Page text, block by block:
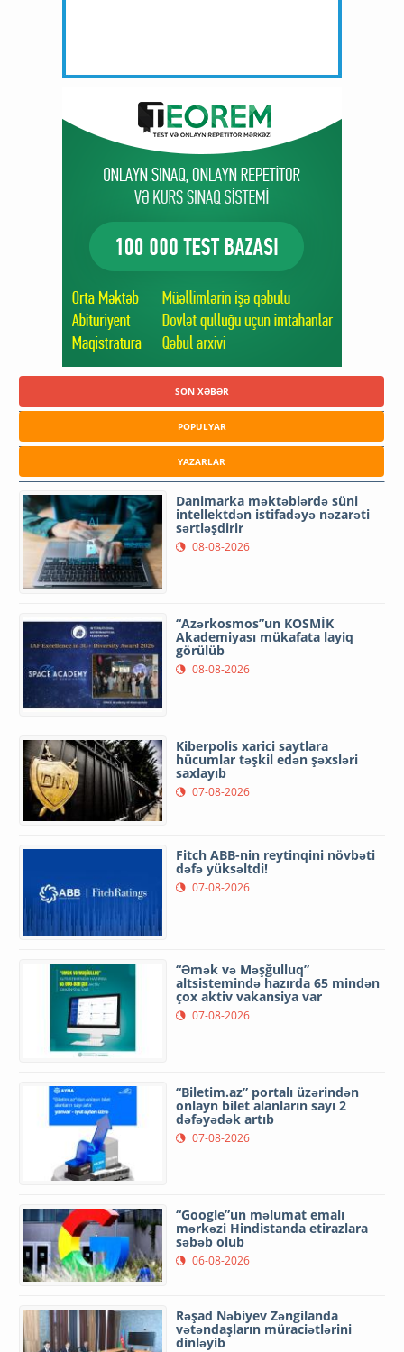
SON XƏBƏR
POPULYAR
YAZARLAR
Danimarka məktəblərdə süni
intellektdən istifadəyə nəzarəti
sərtləşdirir
08-08-2026
“Azərkosmos”un KOSMİK
Akademiyası mükafata layiq
görülüb
08-08-2026
Kiberpolis xarici saytlara
hücumlar təşkil edən şəxsləri
saxlayıb
07-08-2026
Fitch ABB-nin reytinqini növbəti
dəfə yüksəltdi!
07-08-2026
“Əmək və Məşğulluq”
altsistemində hazırda 65 mindən
çox aktiv vakansiya var
07-08-2026
“Biletim.az” portalı üzərindən
onlayn bilet alanların sayı 2
dəfəyədək artıb
07-08-2026
“Google”un məlumat emalı
mərkəzi Hindistanda etirazlara
səbəb olub
06-08-2026
Rəşad Nəbiyev Zəngilanda
vətəndaşların müraciətlərini
dinləyib